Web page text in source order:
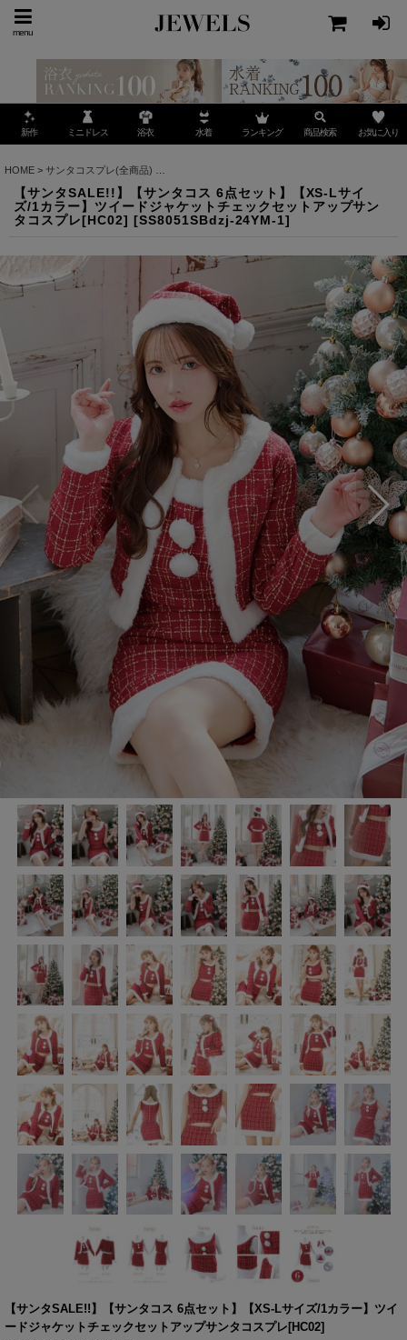
menu
新作 ミニドレス 浴衣 水着 ランキング 商品検索 お気に入り
HOME > サンタコスプレ(全商品)
【サンタSALE!!】【サンタコス 6点セット】【XS-Lサイ
ズ/1カラー】ツイードジャケットチェックセットアップサン
タコスプレ[HC02] [SS8051SBdzj-24YM-1]
【サンタSALE!!】【サンタコス 6点セット】【XS-Lサイズ/1カラー】ツイ
ードジャケットチェックセットアップサンタコスプレ[HC02]